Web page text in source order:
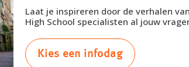
Laat je inspireren door de verhalen
High School specialisten al jouw
Kies een infodag